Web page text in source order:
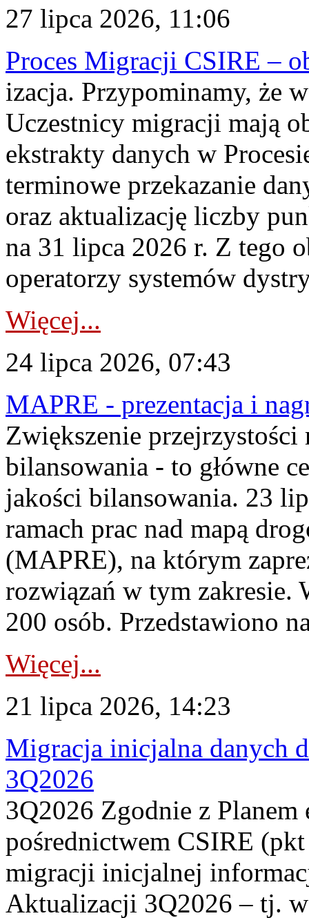
27 lipca 2026, 11:06
Proces Migracji CSIRE –
izacja. Przypominamy, że
Uczestnicy migracji mają
ekstrakty danych w
terminowe przekazanie
oraz aktualizację liczby
na 31 lipca 2026 r. Z tego
operatorzy systemów
Więcej...
24 lipca 2026, 07:43
MAPRE - prezentacja i
Zwiększenie
bilansowania - to główne
jakości bilansowania. 23
ramach prac nad mapą
(MAPRE), na którym
rozwiązań w tym zakresie.
200 osób. Przedstawiono
Więcej...
21 lipca 2026, 14:23
Migracja inicjalna danych
3Q2026
3Q2026 Zgodnie z
pośrednictwem CSIRE
migracji inicjalnej
Aktualizacji 3Q2026 – tj.